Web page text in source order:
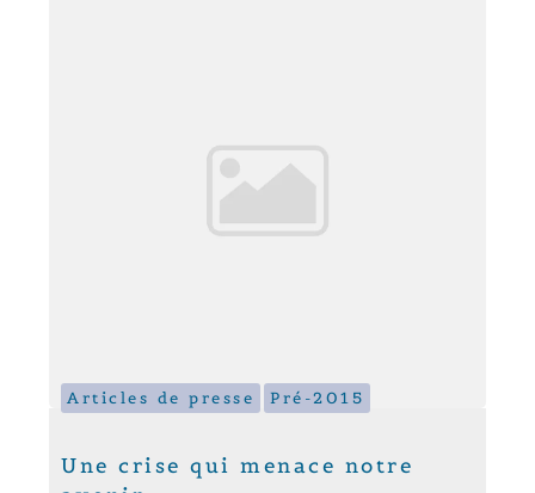
Articles de presse Pré-2015
Une crise qui menace notre